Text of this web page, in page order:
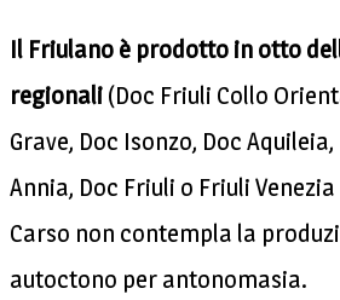
Il Friulano è prodotto in otto
regionali (Doc Friuli Collo
Grave, Doc Isonzo, Doc
Annia, Doc Friuli o Friuli
Carso non contempla la
autoctono per antonomasia.